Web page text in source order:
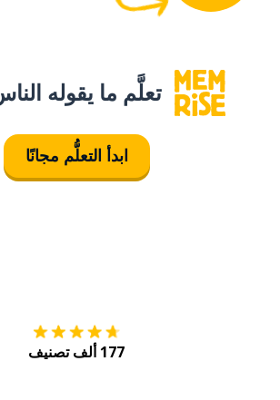
تعلَّم ما يقوله
ابدأ التعلُّم مجانًا
177 ألف تصنيف